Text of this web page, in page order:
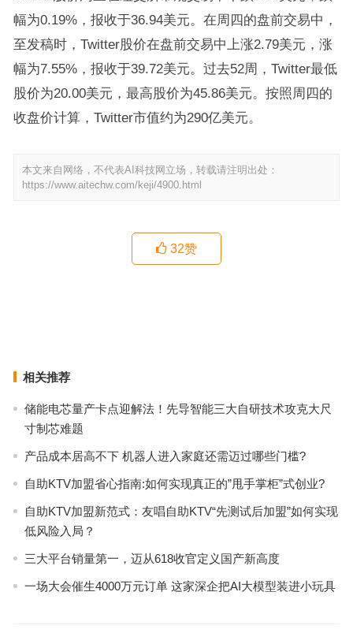
幅为0.19%，报收于36.94美元。在周四的盘前交易中，
至发稿时，Twitter股价在盘前交易中上涨2.79美元，涨
幅为7.55%，报收于39.72美元。过去52周，Twitter最低
股价为20.00美元，最高股价为45.86美元。按照周四的
收盘价计算，Twitter市值约为290亿美元。
本文来自网络，不代表AI科技网立场，转载请注明出处：
https://www.aitechw.com/keji/4900.html
32赞
相关推荐
储能电芯量产卡点迎解法！先导智能三大自研技术攻克大尺
寸制芯难题
产品成本居高不下 机器人进入家庭还需迈过哪些门槛?
自助KTV加盟省心指南:如何实现真正的”甩手掌柜”式创业?
自助KTV加盟新范式：友唱自助KTV“先测试后加盟”如何实现
低风险入局？
三大平台销量第一，迈从618收官定义国产新高度
一场大会催生4000万元订单 这家深企把AI大模型装进小玩具